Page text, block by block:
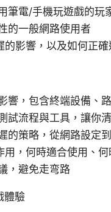
筆電/手機玩遊戲的玩
的一般網路使用者
影響，以及如何正
響，包含終端設備、
試流程與工具，讓你
的策略，從網路設定
用，何時適合使用、
，避免走弯路
體驗